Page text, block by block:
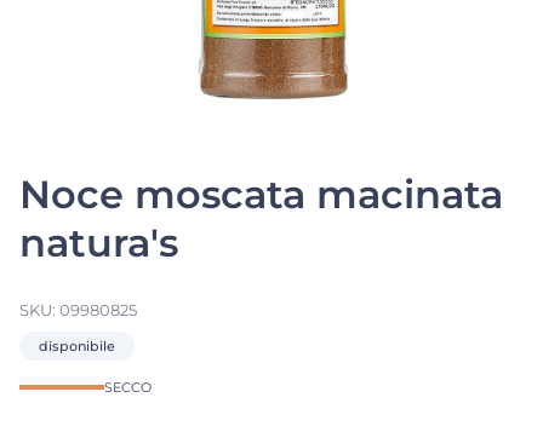
Noce moscata macinata
natura's
SKU: 09980825
disponibile
SECCO